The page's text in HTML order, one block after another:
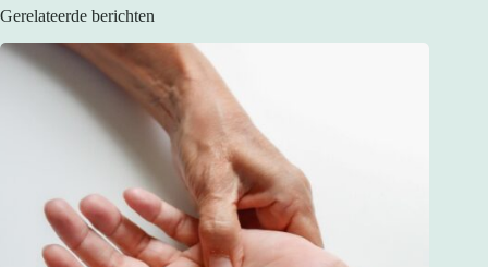
Gerelateerde berichten